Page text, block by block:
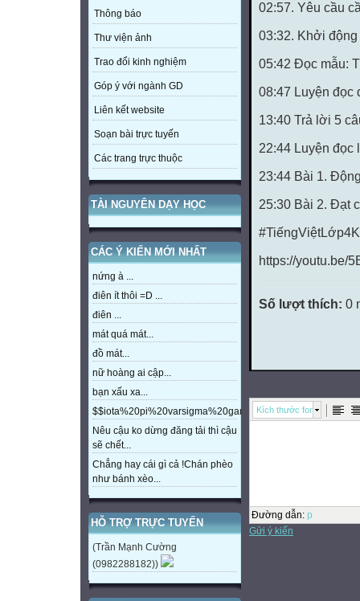
Thông báo
Thư viện ảnh
Trao đổi kinh nghiệm
Góp ý với ngành GD
Liên kết website
Soạn bài trực tuyến
Các trang trực thuộc
TÀI NGUYÊN DẠY HỌC
CÁC Ý KIẾN MỚI NHẤT
nứng à ...
điên ít thôi =D ...
điên ...
mát quá mát...
đồ mát...
nữ hoàng ai cập...
bạn xấu xa...
Nêu cậu ko dừng đăng tải thì cậu
sẽ chết...
Chẳng hay cái gì cả !Chán phèo
như bánh xèo...
HỖ TRỢ TRỰC TUYẾN
(Trần Mạnh Cường
(0982288182))
02:57. Yêu cầu
03:32. Khởi
05:42 Đọc mẫu:
08:47 Luyện đọc
13:40 Trả lời 5
22:44 Luyện đọc
23:44 Bài 1.
25:30 Bài 2. Đạt
https://youtu.be/
Số lượt thích: 0
Kích thước font
Đường dẫn: p
Gửi ý kiến